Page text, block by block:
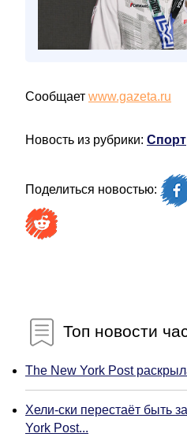
Сообщает www.gazeta.ru
Новость из рубрики: Спорт
Поделиться новостью:
Топ новости
The New York Post
Хели-ски перестаёт быть
York Post...